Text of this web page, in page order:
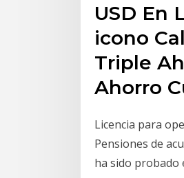
USD En
icono
Triple
Ahorro
Licencia para
Pensiones de
ha sido probado